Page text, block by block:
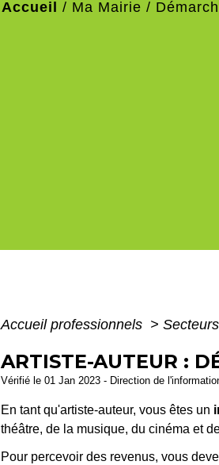
Accueil / Ma Mairie /
Accueil professionnels >
ARTISTE-AUTEUR :
Vérifié le 01 Jan 2023 - Direction de
En tant qu'artiste-auteur, vous êtes un
théâtre, de la musique, du cinéma et
Pour percevoir des revenus, vous